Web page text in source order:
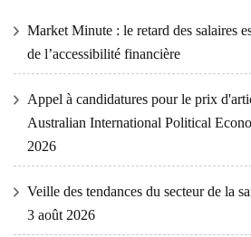
Market Minute : le retard des salaires
de l’accessibilité financière
Appel à candidatures pour le prix
Australian International Political
2026
Veille des tendances du secteur de la
3 août 2026